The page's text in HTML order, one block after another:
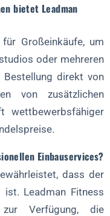
bietet Leadman
Großeinkäufe, um
oder mehreren
Bestellung direkt von
von zusätzlichen
wettbewerbsfähiger
Einbauservices?
dass der
ist. Leadman Fitness
Verfügung, die